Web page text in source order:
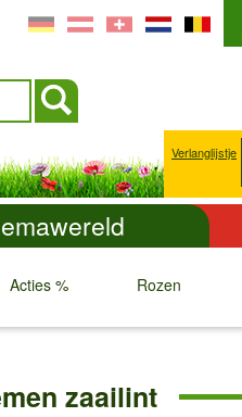
Verlanglijstje
Acties % Rozen
↓ ↓
zaailint